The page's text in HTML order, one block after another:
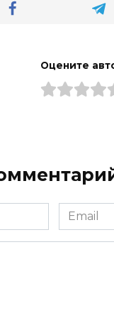
Оцените
Email
*